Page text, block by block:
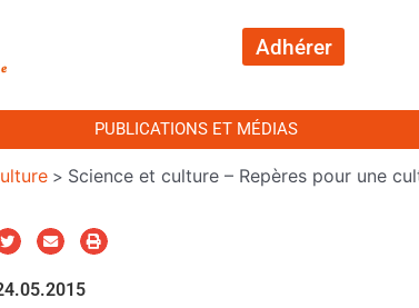
Adhérer
PUBLICATIONS ET MÉDIAS
> Science et culture – Repères pour une